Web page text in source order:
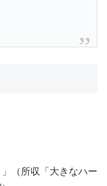
（所収「⼤きなハー